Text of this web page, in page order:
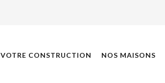
VOTRE CONSTRUCTION NOS MAISONS